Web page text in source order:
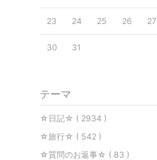
23 24 25 26 27
30 31
テーマ
☆日記☆ ( 2934 )
☆旅行☆ ( 542 )
☆質問のお返事☆ ( 83 )